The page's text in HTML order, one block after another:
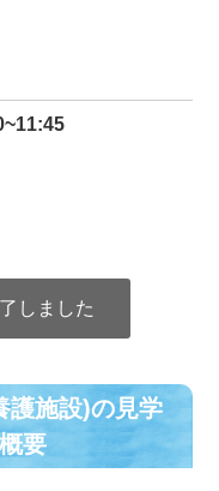
しました
護施設)の⾒学
要